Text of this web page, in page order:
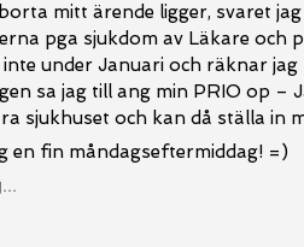
mitt ärende ligger, svaret
pga sjukdom av Läkare och
under Januari och räknar
sa jag till ang min PRIO op
sjukhuset och kan då ställa in
en fin måndagseftermiddag! =)